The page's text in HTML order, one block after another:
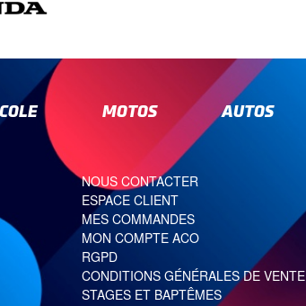
MOTOS AUTOS
NOUS CONTACTER
ESPACE CLIENT
MES COMMANDES
MON COMPTE ACO
RGPD
CONDITIONS GÉNÉRALES DE VENTE
STAGES ET BAPTÊMES